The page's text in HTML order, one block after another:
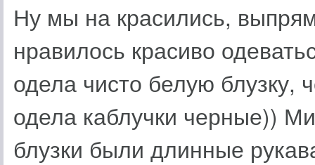
Ну мы на красились,
нравилось красиво
одела чисто белую блузку,
одела каблучки черные))
блузки были длинные